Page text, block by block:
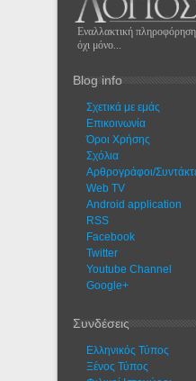
Εναλλακτική
όχι μόνο...
Blog info
Σχετικά με εμάς
Eπικοινωνία
Όροι Χρήσης
Σχόλια
Αρθρογράφοι/
Web TV
Android application
RSS
Facebook
Twitter
Youtube Channel
Google+
Συνδέσεις
Ελληνικός Τύπος
Ξένος Τύπος